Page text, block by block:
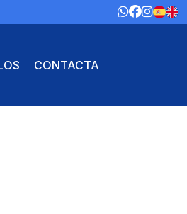
CONTACTA